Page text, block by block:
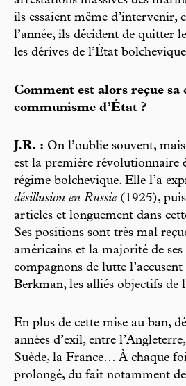
ils essaient même d’intervenir,
l’année, ils décident de quitter
les dérives de l’État
Comment est alors reçue
communisme d’État ?
J.R. : On l’oublie souvent,
est la première révolutionnaire
régime bolchevique. Elle l’a
désillusion en Russie (1925),
articles et longuement dans
Ses positions sont très mal
américains et la majorité de ses
compagnons de lutte l’accusent
Berkman, les alliés objectifs de
En plus de cette mise au ban,
années d’exil, entre
Suède, la France… À chaque
prolongé, du fait notamment